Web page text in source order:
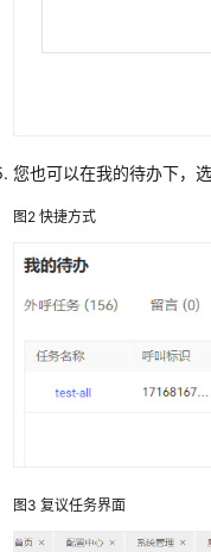
您也可以在我的待办下，
图2快捷方式
图3复议任务界面